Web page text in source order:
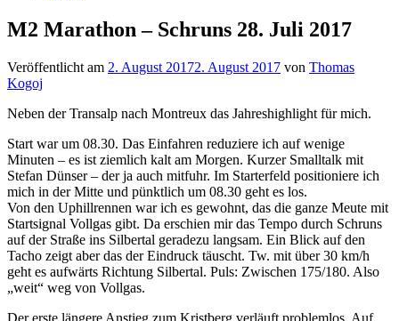
M2 Marathon – Schruns 28. Juli 2017
Veröffentlicht am 2. August 20172. August 2017 von Thomas
Kogoj
Neben der Transalp nach Montreux das Jahreshighlight für mich.
Start war um 08.30. Das Einfahren reduziere ich auf wenige
Minuten – es ist ziemlich kalt am Morgen. Kurzer Smalltalk mit
Stefan Dünser – der ja auch mitfuhr. Im Starterfeld positioniere ich
mich in der Mitte und pünktlich um 08.30 geht es los.
Von den Uphillrennen war ich es gewohnt, das die ganze Meute mit
Startsignal Vollgas gibt. Da erschien mir das Tempo durch Schruns
auf der Straße ins Silbertal geradezu langsam. Ein Blick auf den
Tacho zeigt aber das der Eindruck täuscht. Tw. mit über 30 km/h
geht es aufwärts Richtung Silbertal. Puls: Zwischen 175/180. Also
„weit“ weg von Vollgas.
Der erste längere Anstieg zum Kristberg verläuft problemlos. Auf